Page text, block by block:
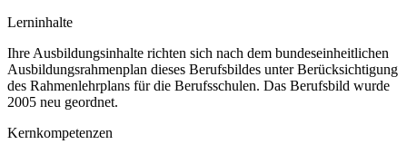
Lerninhalte
Ihre Ausbildungsinhalte richten sich nach dem bundeseinheitlichen
Ausbildungsrahmenplan dieses Berufsbildes unter Berücksichtigung
des Rahmenlehrplans für die Berufsschulen. Das Berufsbild wurde
2005 neu geordnet.
Kernkompetenzen